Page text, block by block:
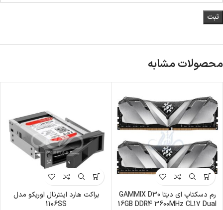
محصولات مشابه
رم دسکتاپ ای دیتا GAMMIX D30
16GB DDR4 3600MHz CL17 Dual
براکت هارد اینترنال اوریکو مدل
1106SS